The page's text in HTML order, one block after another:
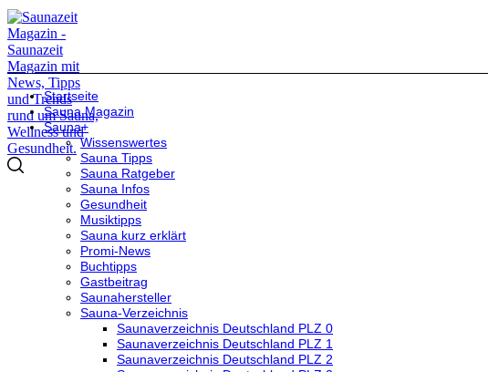
Startseite
Sauna Magazin
Sauna+
Wissenswertes
Sauna Tipps
Sauna Ratgeber
Sauna Infos
Gesundheit
Musiktipps
Sauna kurz erklärt
Promi-News
Buchtipps
Gastbeitrag
Saunahersteller
Sauna-Verzeichnis
Saunaverzeichnis Deutschland PLZ 0
Saunaverzeichnis Deutschland PLZ 1
Saunaverzeichnis Deutschland PLZ 2